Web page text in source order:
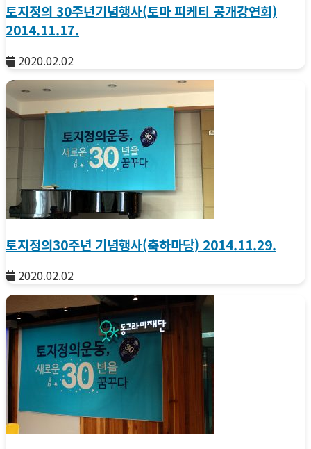
토지정의 30주년기념행사(토마 피케티 공개강연회)
2014.11.17.
2020.02.02
토지정의30주년 기념행사(축하마당) 2014.11.29.
2020.02.02